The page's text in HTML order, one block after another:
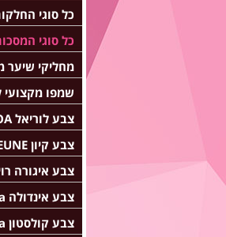
כל סוגי
כל סוגי
מחליקי שיער
שמפו מקצועי
צבע לוריאל INOA
צבע קיון KEUNE
צבע איגורה
צבע אינדולה indola
צבע קולסטון wella